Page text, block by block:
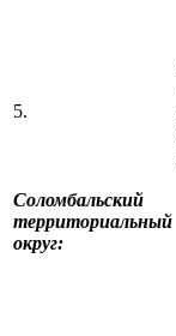
5.
Соломбальский
территориальный
округ: